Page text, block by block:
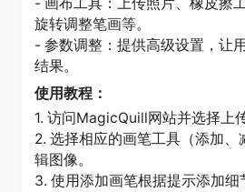
旋转调整笔画等。
- 参数调整：提供高级设置，让
结果。
使用教程：
1. 访问MagicQuill网站并选择上
2. 选择相应的画笔工具（添加、
辑图像。
3. 使用添加画笔根据提示添加